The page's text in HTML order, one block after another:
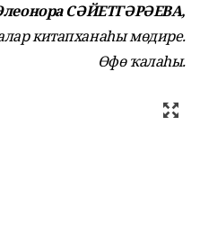
СӘЙЕТГӘРӘЕВА,
китапханаһы мөдире.
Өфө ҡалаһы.